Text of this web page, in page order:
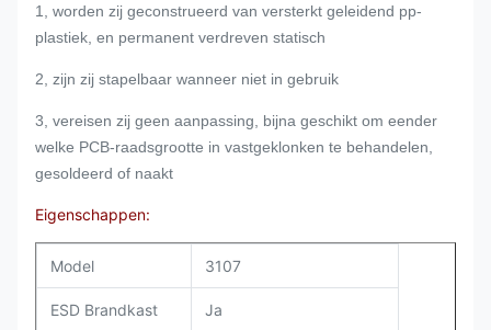
1, worden zij geconstrueerd van versterkt geleidend pp-
plastiek, en permanent verdreven statisch
2, zijn zij stapelbaar wanneer niet in gebruik
3, vereisen zij geen aanpassing, bijna geschikt om eender
welke PCB-raadsgrootte in vastgeklonken te behandelen,
gesoldeerd of naakt
Eigenschappen:
Model 3107
ESD Brandkast Ja